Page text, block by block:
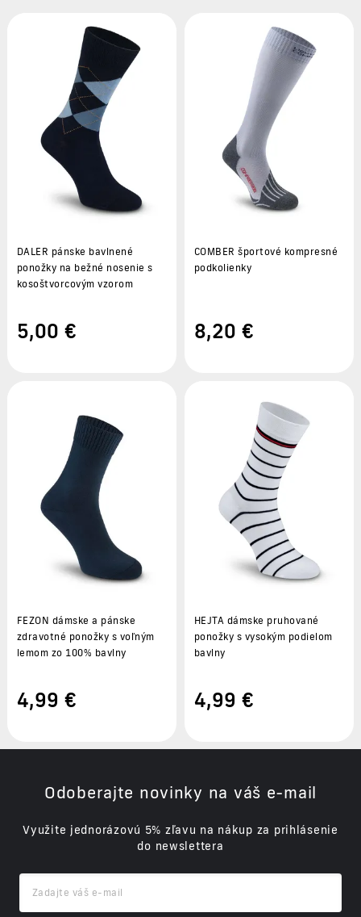
DALER pánske bavlnené
ponožky na bežné nosenie s
kosoštvorcovým vzorom
5,00 €
COMBER športové kompresné
podkolienky
8,20 €
FEZON dámske a pánske
zdravotné ponožky s voľným
lemom zo 100% bavlny
4,99 €
HEJTA dámske pruhované
ponožky s vysokým podielom
bavlny
4,99 €
Odoberajte novinky na váš e-mail
Využite jednorázovú 5% zľavu na nákup za prihlásenie
do newslettera